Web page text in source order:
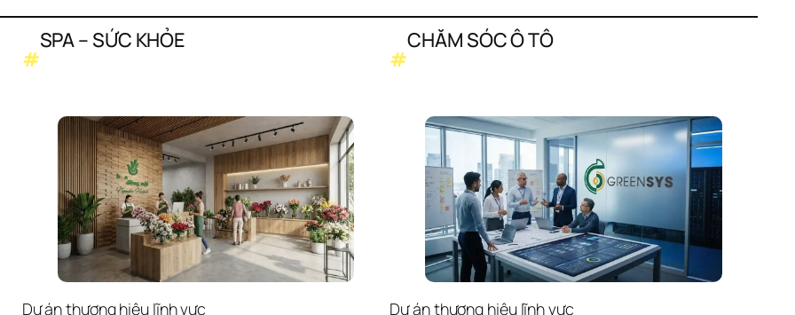
#
SPA – SỨC KHỎE
#
CHĂM SÓC Ô TÔ
Dự án thương hiệu lĩnh vực Dự án thương hiệu lĩnh vực